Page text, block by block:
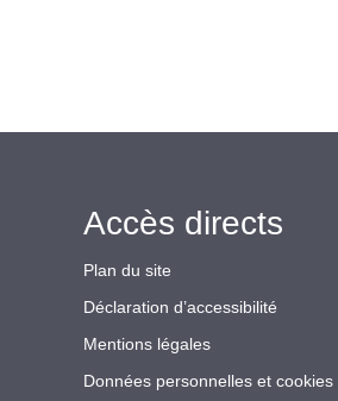
Accès directs
Plan du site
Déclaration d’accessibilité
Mentions légales
Données personnelles et cookies